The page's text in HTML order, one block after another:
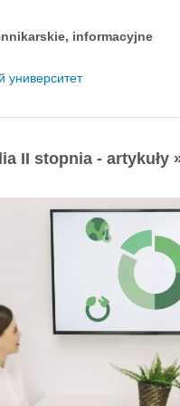
informacyjne
II stopnia - artykuły